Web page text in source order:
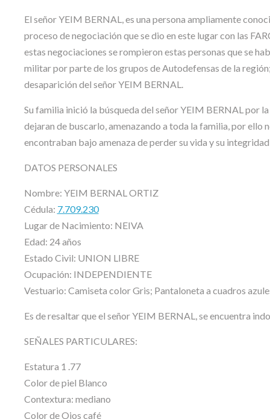
El señor YEIM BERNAL, es una persona ampliamente
proceso de negociación que se dio en este lugar con las
estas negociaciones se rompieron estas personas que se
militar por parte de los grupos de Autodefensas de la
desaparición del señor YEIM BERNAL.
Su familia inició la búsqueda del señor YEIM BERNAL por
dejaran de buscarlo, amenazando a toda la familia, por ello
encontraban bajo amenaza de perder su vida y su
DATOS PERSONALES
Nombre: YEIM BERNAL ORTIZ
Cédula: 7.709.230
Lugar de Nacimiento: NEIVA
Edad: 24 años
Estado Civil: UNION LIBRE
Ocupación: INDEPENDIENTE
Vestuario: Camiseta color Gris; Pantaloneta a cuadros
Es de resaltar que el señor YEIM BERNAL, se encuentra
SEÑALES PARTICULARES:
Estatura 1 .77
Color de piel Blanco
Contextura: mediano
Color de Ojos café